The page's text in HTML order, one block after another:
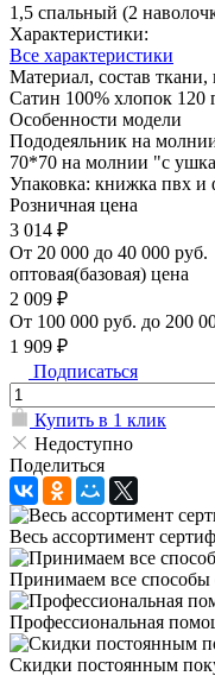
1,5 спальный (2
Характеристики:
Все характеристики
Материал, состав ткани,
Сатин 100% хлопок 120
Особенности модели
Пододеяльник на
70*70 на молнии "с
Упаковка: книжка пвх
Розничная цена
3 014 ₽
От 20 000 до 40 000 руб.
оптовая(базовая) цена
2 009 ₽
От 100 000 руб. до 200
1 909 ₽
Подписаться
Купить в 1 клик
Недоступно
Поделиться
Весь ассортимент
Принимаем все способы
Профессиональная
Скидки постоянным